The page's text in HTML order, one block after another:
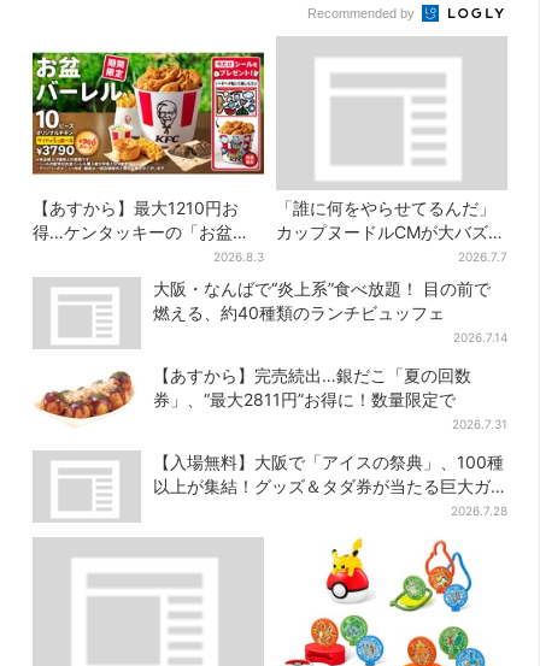
Recommended by
【あすから】最大1210円お
得…ケンタッキーの「お盆パ
ック」、2週間だけ！数量限定
シール付き
2026.8.3
「誰に何をやらせてるんだ」
カップヌードルCMが大バズり
→まさかの本家がセルフ再現
「仕事早すぎ」「もうこっち
にした方が…」
2026.7.7
大阪・なんばで“炎上系”食べ放題！ 目の前で
燃える、約40種類のランチビュッフェ
2026.7.14
【あすから】完売続出…銀だこ「夏の回数
券」、“最大2811円”お得に！数量限定で
2026.7.31
【入場無料】大阪で「アイスの祭典」、100種
以上が集結！グッズ＆タダ券が当たる巨大ガ
2026.7.28